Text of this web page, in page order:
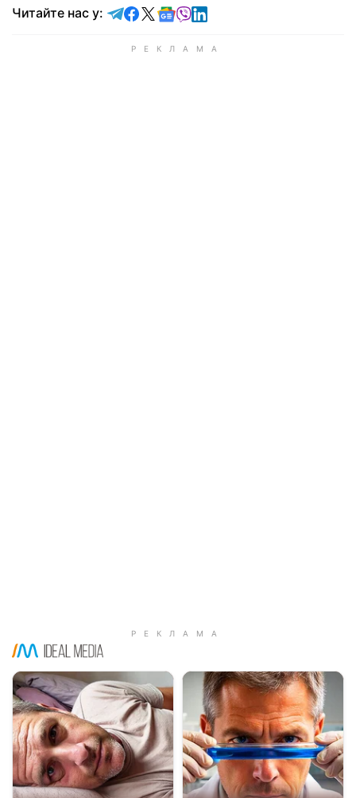
Читайте нас у: Читайте у Telegram
Читайте у Facebook
Читайте у X
Читайте у Google news
Читайте у Viber
Читайте у LinkedIn